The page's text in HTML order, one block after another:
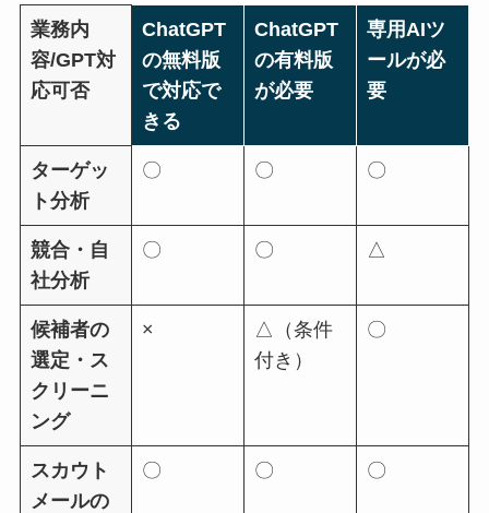
業務内
容/GPT対
応可否
ChatGPT
の無料版
で対応で
きる
ChatGPT
の有料版
が必要
専用AIツ
ールが必
要
ターゲッ
ト分析
〇 〇 〇
競合・自
社分析
〇 〇 △
候補者の
選定・ス
クリーニ
ング
×
△（条件
付き）
〇
スカウト
メールの
〇 〇 〇